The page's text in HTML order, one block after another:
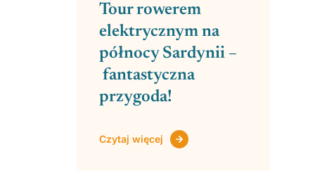
Tour rowerem
elektrycznym na
północy Sardynii –
fantastyczna
przygoda!
Czytaj więcej